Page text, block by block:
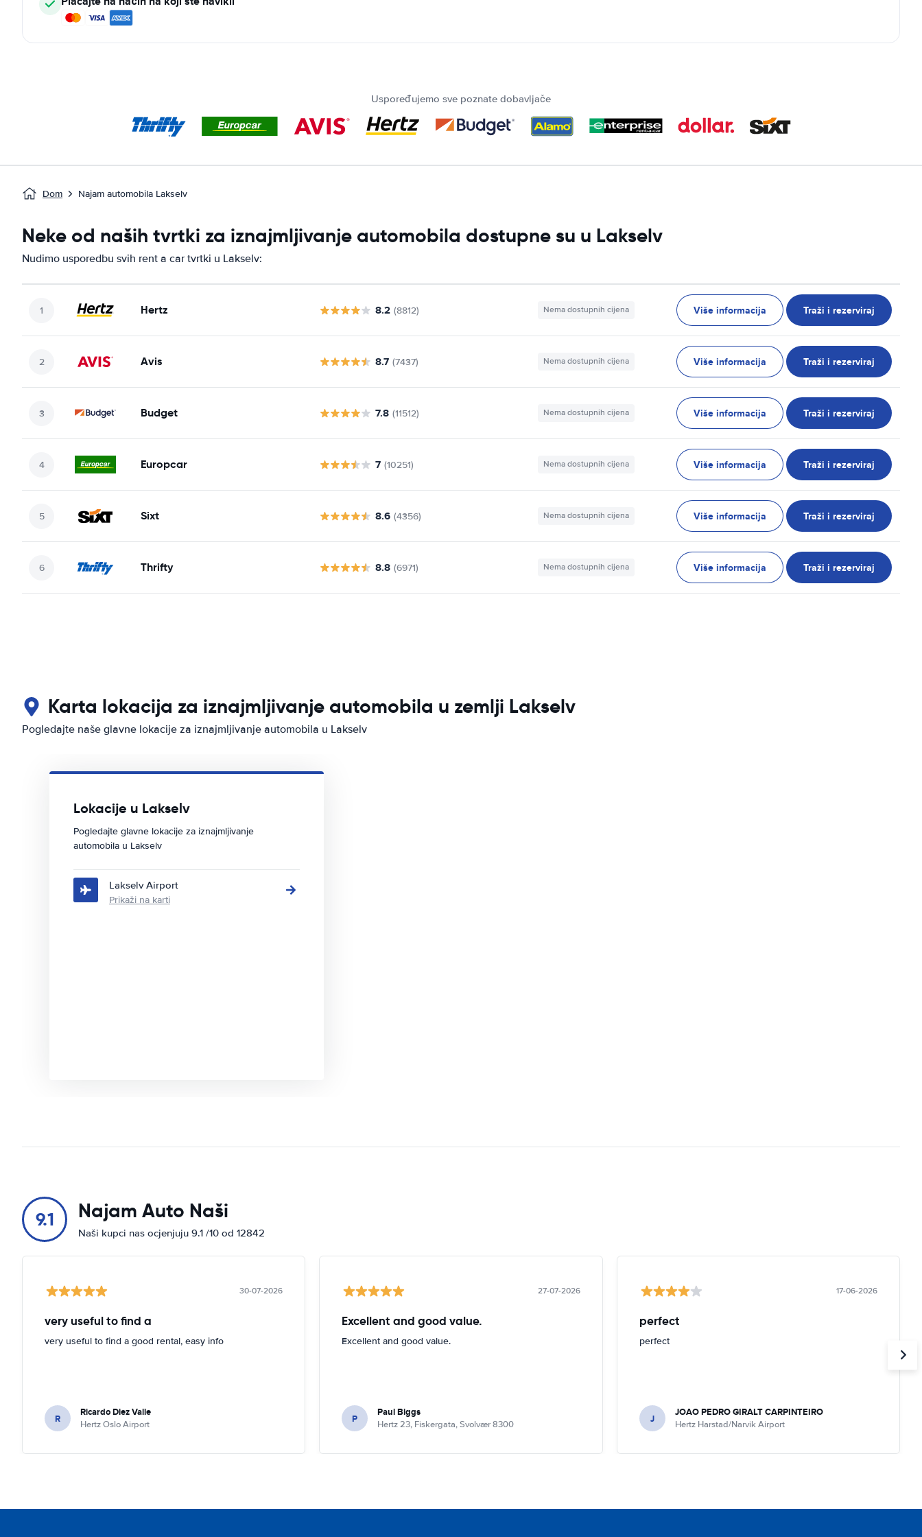
Uspoređujemo sve poznate dobavljače
Dom Najam automobila Lakselv
Neke od naših tvrtki za iznajmljivanje automobila dostupne su u Lakselv
Nudimo usporedbu svih rent a car tvrtki u Lakselv:
Hertz 8.2 (8812) Nema dostupnih cijena Više informacija Traži i rezerviraj
Avis 8.7 (7437) Nema dostupnih cijena Više informacija Traži i rezerviraj
Budget 7.8 (11512) Nema dostupnih cijena Više informacija Traži i rezerviraj
Europcar 7 (10251) Nema dostupnih cijena Više informacija Traži i rezerviraj
Sixt 8.6 (4356) Nema dostupnih cijena Više informacija Traži i rezerviraj
Thrifty 8.8 (6971) Nema dostupnih cijena Više informacija Traži i rezerviraj
Karta lokacija za iznajmljivanje automobila u zemlji Lakselv
Pogledajte naše glavne lokacije za iznajmljivanje automobila u Lakselv
Lokacije u Lakselv
Pogledajte glavne lokacije za iznajmljivanje
automobila u Lakselv
Lakselv Airport
Prikaži na karti
9.1 Najam Auto Naši
Naši kupci nas ocjenjuju 9.1 /10 od 12842
30-07-2026
very useful to find a
very useful to find a good rental, easy info
R Ricardo Diez Valle
Hertz Oslo Airport
27-07-2026
Excellent and good value.
Excellent and good value.
P Paul Biggs
Hertz 23, Fiskergata, Svolvær 8300
17-06-2026
perfect
perfect
J JOAO PEDRO GIRALT CARPINTEIRO
Hertz Harstad/Narvik Airport